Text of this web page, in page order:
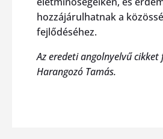
hozzájárulhatnak a
fejlődéséhez.
Az eredeti angolnyelvű
Harangozó Tamás.